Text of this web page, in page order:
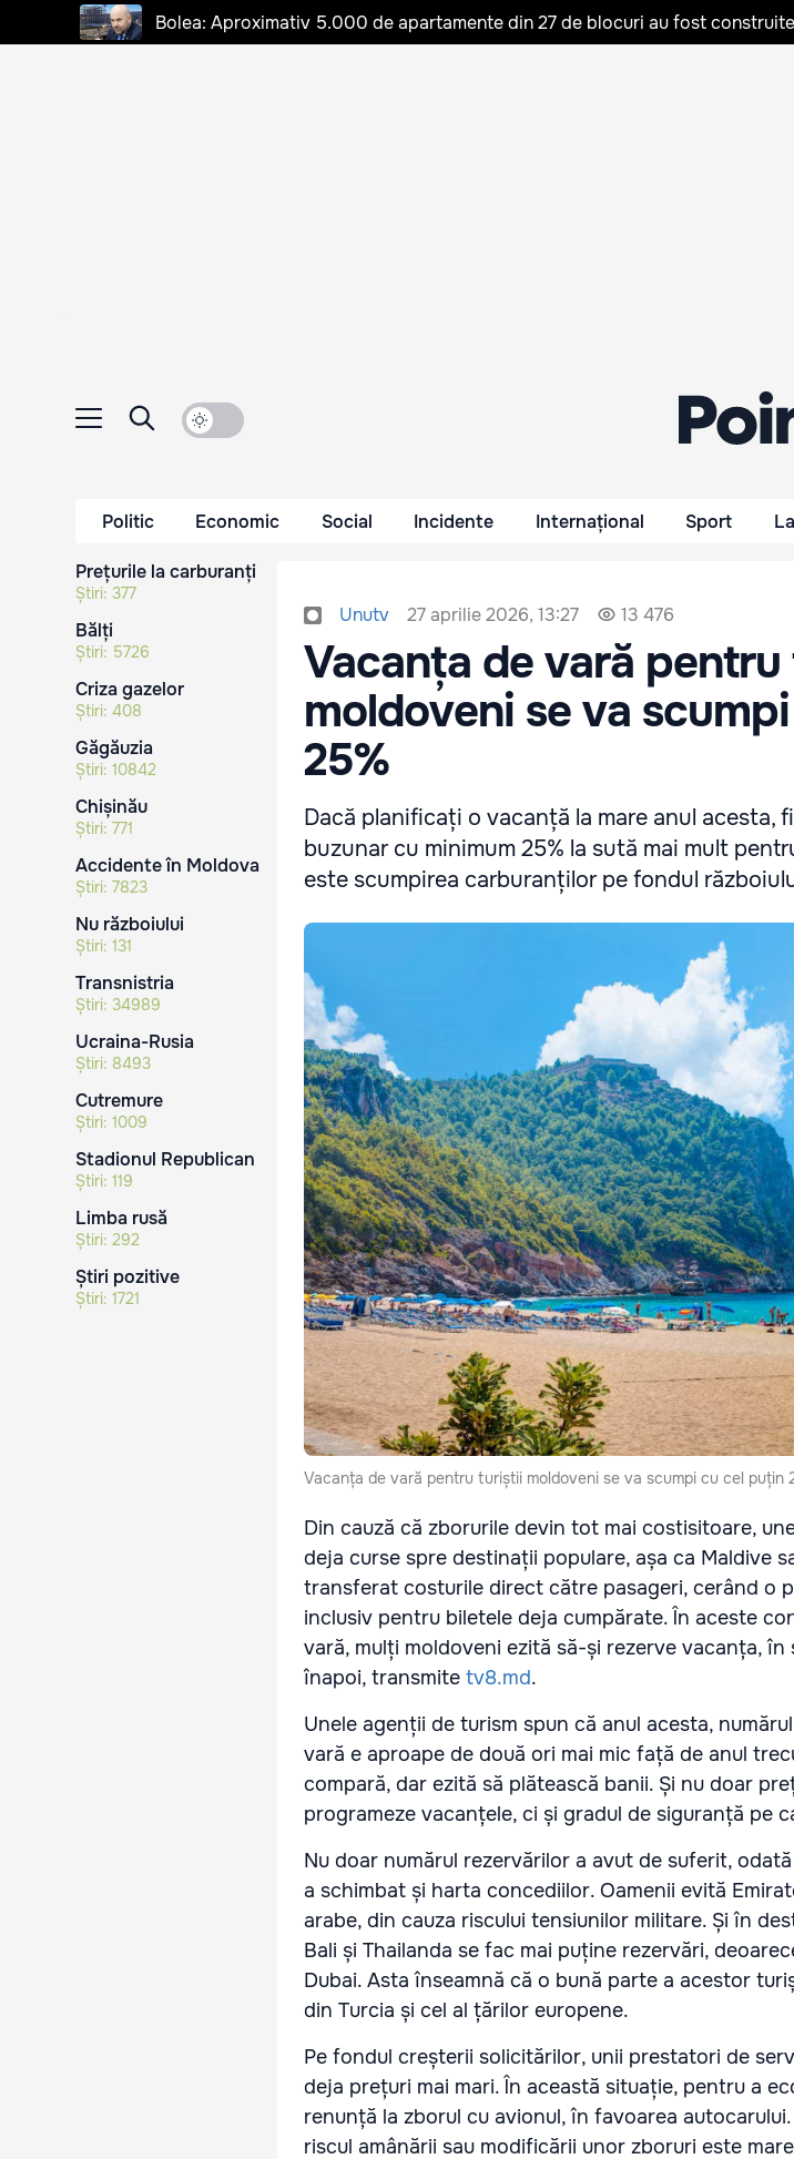
Bolea: Aproximativ 5.000 de apartamente din 27 de blocuri au fost
Politic Economic Social Incidente Internațional Sport
Prețurile la carburanți
Știri: 377
Bălți
Știri: 5726
Criza gazelor
Știri: 408
Găgăuzia
Știri: 10842
Chișinău
Știri: 771
Accidente în Moldova
Știri: 7823
Nu războiului
Știri: 131
Transnistria
Știri: 34989
Ucraina-Rusia
Știri: 8493
Cutremure
Știri: 1009
Stadionul Republican
Știri: 119
Limba rusă
Știri: 292
Știri pozitive
Știri: 1721
Unutv 27 aprilie 2026, 13:27 13 476
Vacanța de vară
moldoveni se va
25%
Dacă planificați o vacanță la mare anul acesta,
buzunar cu minimum 25% la sută mai mult
este scumpirea carburanților pe fondul
Vacanța de vară pentru turiștii moldoveni se va scumpi cu cel puțin
Din cauză că zborurile devin tot mai costisitoare,
deja curse spre destinații populare, așa ca Maldive
transferat costurile direct către pasageri, cerând o
inclusiv pentru biletele deja cumpărate. În aceste
vară, mulți moldoveni ezită să-și rezerve vacanța,
înapoi, transmite tv8.md.
Unele agenții de turism spun că anul acesta,
vară e aproape de două ori mai mic față de anul
compară, dar ezită să plătească banii. Și nu doar
programeze vacanțele, ci și gradul de siguranță pe
Nu doar numărul rezervărilor a avut de suferit,
a schimbat și harta concediilor. Oamenii evită
arabe, din cauza riscului tensiunilor militare. Și în
Bali și Thailanda se fac mai puține rezervări,
Dubai. Asta înseamnă că o bună parte a acestor
din Turcia și cel al țărilor europene.
Pe fondul creșterii solicitărilor, unii prestatori de
deja prețuri mai mari. În această situație, pentru a
renunță la zborul cu avionul, în favoarea
riscul amânării sau modificării unor zboruri este